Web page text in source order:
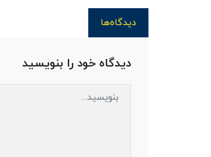
دیدگاه‌ها
دیدگاه خود را بنویسید